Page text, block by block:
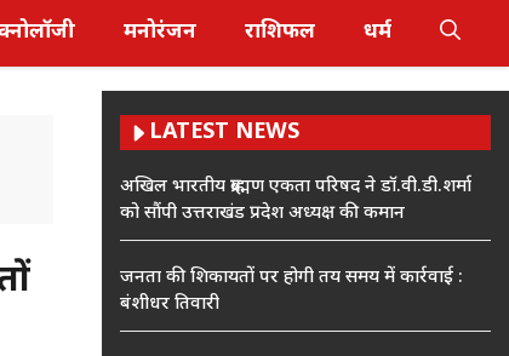
मनोरंजन राशिफल धर्म
LATEST NEWS
अखिल भारतीय ब्राह्मण एकता परिषद ने डॉ.वी.डी.शर्मा
को सौंपी उत्तराखंड प्रदेश अध्यक्ष की कमान
जनता की शिकायतों पर होगी तय समय में कार्रवाई :
बंशीधर तिवारी